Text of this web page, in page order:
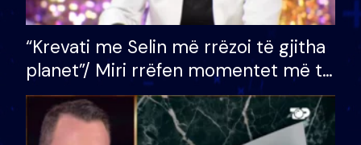
“Krevati me Selin më rrëzoi të gjitha
planet”/ Miri rrëfen momentet më të
bukura në shtëpinë e BB VIP: Do më
mungojë zilja e mëngjesit kur…